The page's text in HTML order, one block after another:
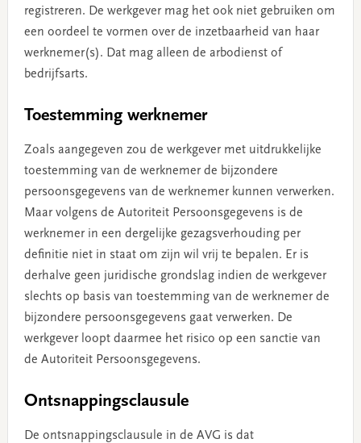
registreren. De werkgever mag het ook niet gebruiken om
een oordeel te vormen over de inzetbaarheid van haar
werknemer(s). Dat mag alleen de arbodienst of
bedrijfsarts.
Toestemming werknemer
Zoals aangegeven zou de werkgever met uitdrukkelijke
toestemming van de werknemer de bijzondere
persoonsgegevens van de werknemer kunnen verwerken.
Maar volgens de Autoriteit Persoonsgegevens is de
werknemer in een dergelijke gezagsverhouding per
definitie niet in staat om zijn wil vrij te bepalen. Er is
derhalve geen juridische grondslag indien de werkgever
slechts op basis van toestemming van de werknemer de
bijzondere persoonsgegevens gaat verwerken. De
werkgever loopt daarmee het risico op een sanctie van
de Autoriteit Persoonsgegevens.
Ontsnappingsclausule
De ontsnappingsclausule in de AVG is dat